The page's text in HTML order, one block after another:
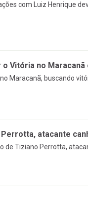
com Luiz Henrique
o Vitória no
Maracanã, buscando
atacante
de Tiziano Perrotta,